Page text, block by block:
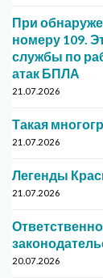
При
номеру 109.
службы по
атак БПЛА
21.07.2026
Такая
21.07.2026
Легенды
21.07.2026
20.07.2026